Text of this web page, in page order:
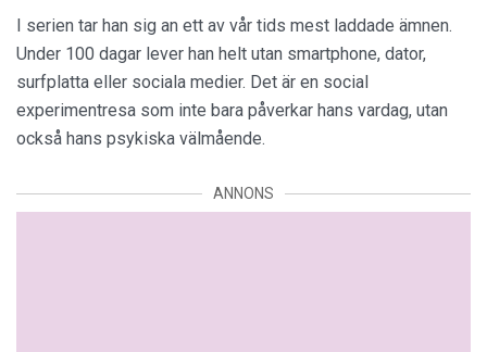
I serien tar han sig an ett av vår tids mest laddade ämnen.
Under 100 dagar lever han helt utan smartphone, dator,
surfplatta eller sociala medier. Det är en social
experimentresa som inte bara påverkar hans vardag, utan
också hans psykiska välmående.
ANNONS